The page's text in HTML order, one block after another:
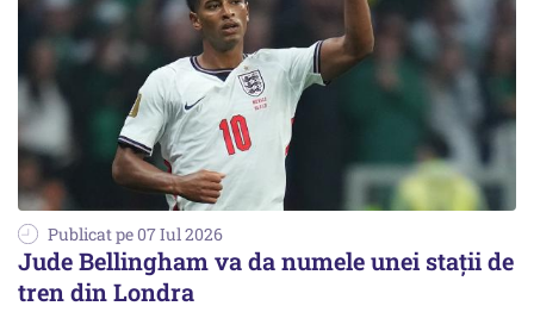
Publicat pe 07 Iul 2026
Jude Bellingham va da numele unei stații de
tren din Londra